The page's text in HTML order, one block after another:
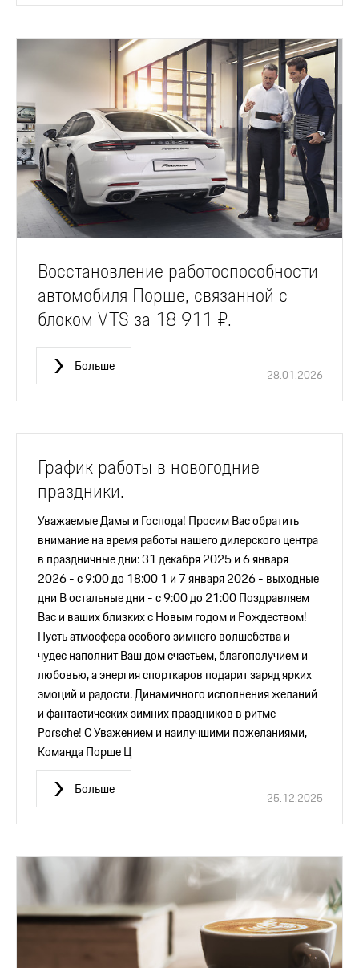
Восстановление работоспособности
автомобиля Порше, связанной с
блоком VTS за 18 911 ₽.
Больше 28.01.2026
График работы в новогодние
праздники.
Уважаемые Дамы и Господа! Просим Вас обратить
внимание на время работы нашего дилерского центра
в праздничные дни: 31 декабря 2025 и 6 января
2026 - с 9:00 до 18:00 1 и 7 января 2026 - выходные
дни В остальные дни - с 9:00 до 21:00 Поздравляем
Вас и ваших близких с Новым годом и Рождеством!
Пусть атмосфера особого зимнего волшебства и
чудес наполнит Ваш дом счастьем, благополучием и
любовью, а энергия спорткаров подарит заряд ярких
эмоций и радости. Динамичного исполнения желаний
и фантастических зимних праздников в ритме
Porsche! С Уважением и наилучшими пожеланиями,
Команда Порше Ц
Больше
25.12.2025